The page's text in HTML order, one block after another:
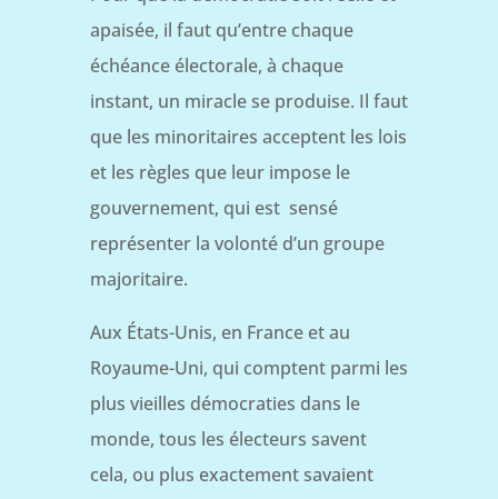
apaisée, il faut qu’entre chaque
échéance électorale, à chaque
instant, un miracle se produise. Il faut
que les minoritaires acceptent les lois
et les règles que leur impose le
gouvernement, qui est sensé
représenter la volonté d’un groupe
majoritaire.
Aux États-Unis, en France et au
Royaume-Uni, qui comptent parmi les
plus vieilles démocraties dans le
monde, tous les électeurs savent
cela, ou plus exactement savaient